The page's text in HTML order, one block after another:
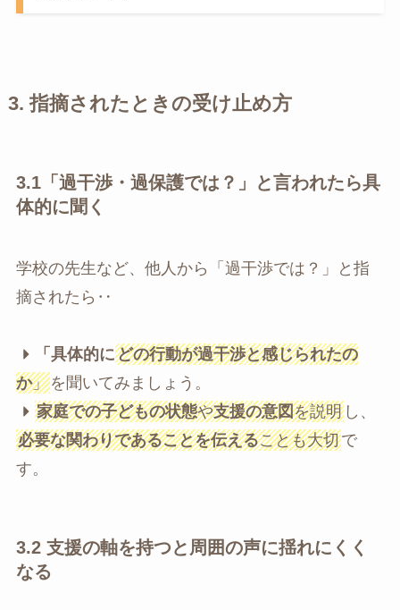
3.指摘されたときの受け止め方
3.1「過干渉・過保護では？」と言われたら具
体的に聞く
学校の先生など、他人から「過干渉では？」と指
摘されたら‥
「具体的にどの行動が過干渉と感じられたの
か」を聞いてみましょう。
家庭での子どもの状態や支援の意図を説明 し、
必要な関わりであることを伝えることも大切で
す。
3.2 支援の軸を持つと周囲の声に揺れにくく
なる